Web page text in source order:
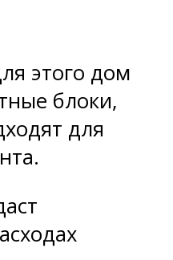
этого дом
блоки,
для